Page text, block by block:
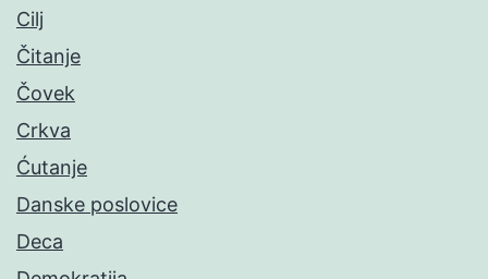
Cilj
Čitanje
Čovek
Crkva
Ćutanje
Danske poslovice
Deca